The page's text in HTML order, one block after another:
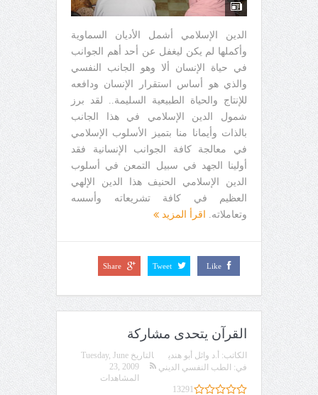
الدين الإسلامي أشمل الأديان السماوية
وأكملها لم يكن ليغفل عن أحد أهم الجوانب
في حياة الإنسان ألا وهو الجانب النفسي
والذي هو أساس استقرار الإنسان ودافعه
للإنتاج والحياة الطبيعية السليمة.. لقد برز
شمول الدين الإسلامي في هذا الجانب
بالذات وأيمانا منا بتميز الأسلوب الإسلامي
في معالجة كافة الجوانب الإنسانية فقد
أولينا الجهد في سبيل التمعن في أسلوب
الدين الإسلامي الحنيف هذا الدين الإلهي
العظيم في كافة تشريعاته وأسسه
وتعاملاته.
اقرأ المزيد
Like
Tweet
Share
القرآن يتحدى مشاركة
الكاتب: أ.د وائل أبو هندي التاريخ Tuesday, June
23, 2009
في: الطب النفسي الديني
المشاهدات
13291